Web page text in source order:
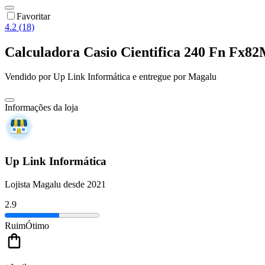
Favoritar
4.2 (18)
Calculadora Casio Cientifica 240 Fn
Vendido porUp Link Informática e entregue por Magalu
Informações da loja
Up Link Informática
Lojista Magalu desde 2021
2.9
RuimÓtimo